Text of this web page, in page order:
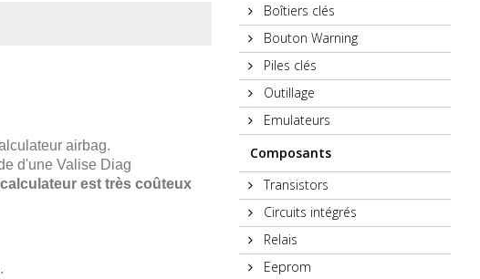
airbag.
d'une Valise Diag
est très coûteux
Boîtiers clés
Bouton Warning
Piles clés
Outillage
Emulateurs
Composants
Transistors
Circuits intégrés
Relais
Eeprom